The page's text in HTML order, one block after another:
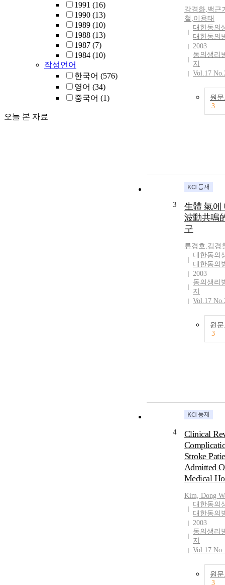
1991 (16)
1990 (13)
1989 (10)
1988 (13)
1987 (7)
1984 (10)
작성언어
한국어 (576)
영어 (34)
중국어 (1)
오늘 본 자료
강경화,백근
철 ,이용태
대한동의
대한동의
2003
동의생리
지
Vol.17
원
3
3
生體 氣에
波動共鳴
구
류경호,김경
대한동의
대한동의
2003
동의생리
지
Vol.17
원
3
4
Clinical
Stroke
Admitted
Medical
Kim, Dong
대한동의
대한동의
2003
동의생리
지
Vol.17
원
3